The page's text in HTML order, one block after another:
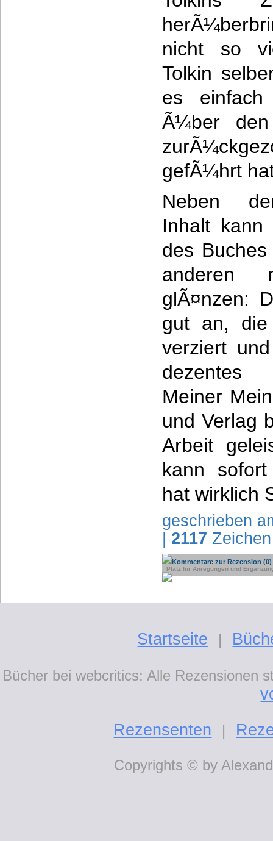
nicht so
Tolkin
es
Ã¼ber
gefÃ¼hrt
Neben
Inhalt kann
des
anderen
glÃ¤nzen:
gut an, die
verziert
dezentes
Meiner
und Verlag
Arbeit
kann
hat wirklich
geschrieben
2117 Zeichen
Kommentare zur Rezension (0)
Platz für Anregungen und
Startseite |
Bücher bei webcritics: Alle Rezensionen
Rezensenten
|
Copyrights © by